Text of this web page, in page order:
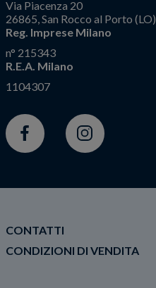
Via Piacenza 20
26865, San Rocco al Porto (LO)
Reg. Imprese Milano
n° 215343
R.E.A. Milano
1104307
Facebook Instagram
CONTATTI
CONDIZIONI DI VENDITA